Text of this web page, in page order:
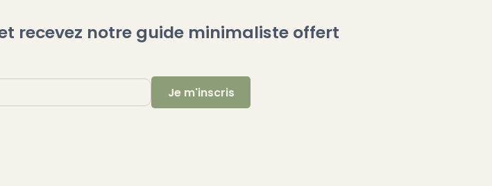
recevez notre guide minimaliste offert